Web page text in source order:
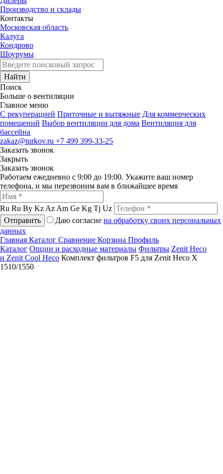
Производство и склады
Контакты
Московская область
Калуга
Кондрово
Шоурумы
Найти
Поиск
Больше о вентиляции
Главное меню
C рекуперацией Приточные и вытяжные Для коммерческих
помещений Выбор вентиляции для дома Вентиляция для
бассейна
zakaz@turkov.ru +7 499 399-33-25
Заказать звонок
Закрыть
Заказать звонок
Работаем ежедневно с 9:00 до 19:00. Укажите ваш номер
телефона, и мы перезвоним вам в ближайшее время
Ru Ru By Kz Az Am Ge Kg Tj Uz
Отправить
Даю согласие на обработку своих персональных
данных
Главная Каталог Сравнение Корзина Профиль
Каталог Опции и расходные материалы Фильтры Zenit Heco
и Zenit Cool Heco Комплект фильтров F5 для Zenit Heco X
1510/1550